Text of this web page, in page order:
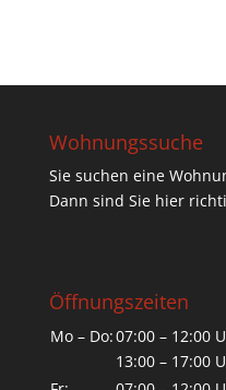
Wohnungssuche
Sie suchen eine
Dann sind Sie hier
Öffnungszeiten
Mo – Do:07:00 – 12:00
13:00 – 17:00